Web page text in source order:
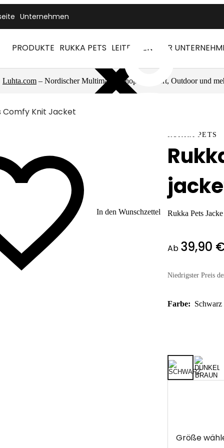
Unternehmen
PRODUKTE RUKKA PETS LEITFÄDEN FÜR
Luhta.com – Nordischer Multimarkenshop für Sport, Outdoor und
Comfy Knit Jacket
In den Wunschzettel
RUKKA PETS
Rukka Pets Jacke
Ab 39,90
Niedrigster Preis
Farbe: Schwarz
Größe